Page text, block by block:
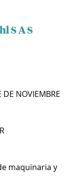
S A S
DE NOVIEMBRE
maquinaria y